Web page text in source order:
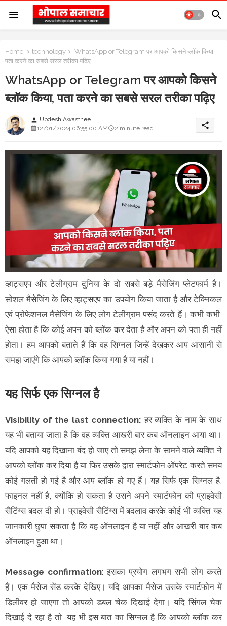
Home technology
WhatsApp or Telegram पर आपको किसने ब्लॉक किया,
पता करने का सबसे सरल तरीका पढ़िए
WhatsApp or Telegram पर आपको किसने
ब्लॉक किया, पता करने का सबसे सरल तरीका पढ़िए
person Updesh Awasthee
12/01/2024 06:55:00 AM
2 minute read share
व्हाट्सएप और टेलीग्राम दुनिया के दो सबसे बड़े मैसेजिंग प्लेटफार्म है।
सोशल मैसेजिंग के लिए व्हाट्सएप का उपयोग किया जाता है और टेक्निकल
एवं प्रोफेशनल मैसेजिंग के लिए लोग टेलीग्राम पसंद करते हैं। कभी कभी
ऐसा होता है कि कोई अपन को ब्लॉक कर देता है और अपन को पता ही नहीं
होता। हम आपको बताते हैं कि वह सिग्नल जिन्हें देखकर आप आसानी से
समझ जाएंगे कि आपको ब्लॉक किया गया है या नहीं।
यह सिर्फ एक सिग्नल है
Visibility of the last connection:हर व्यक्ति के नाम के साथ
यह भी बताया जाता है कि वह व्यक्ति आखरी बार कब ऑनलाइन आया था।
यदि आपको यह दिखाना बंद हो जाए तो समझ लेना के सामने वाले व्यक्ति ने
आपको ब्लॉक कर दिया है या फिर उसके द्वारा स्मार्टफोन ऑपरेट करते समय
कोई गलती हो गई है और आप ब्लॉक हो गए हैं। यह सिर्फ एक सिग्नल है,
फाइनल नहीं है, क्योंकि हो सकता है उसने अपने स्मार्टफोन की प्राइवेसी
सैटिंग्स बदल दी हो। प्राइवेसी सैटिंग्स में बदलाव करके कोई भी व्यक्ति यह
जानकारी छुपा सकता है कि वह ऑनलाइन है या नहीं और आखरी बार कब
ऑनलाइन हुआ था।
Message confirmation: इसका प्रयोग लगभग सभी लोग करते
हैं। एक मैसेज सेंड करके देखिए। यदि आपका मैसेज उसके स्मार्टफोन में
डिलीवर हो जाएगा तो आपको डबल चेक दिखाई देगा। यदि सिंगल चेक
दिखाई दे रहा है तो, यह भी इस बात का सिग्नल है कि आपको ब्लॉक कर